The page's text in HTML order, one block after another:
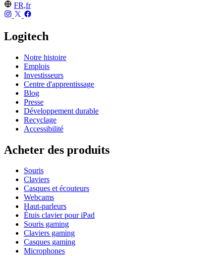
FR,fr
Logitech
Notre histoire
Emplois
Investisseurs
Centre d'apprentissage
Blog
Presse
Développement durable
Recyclage
Accessibilité
Acheter des produits
Souris
Claviers
Casques et écouteurs
Webcams
Haut-parleurs
Étuis clavier pour iPad
Souris gaming
Claviers gaming
Casques gaming
Microphones